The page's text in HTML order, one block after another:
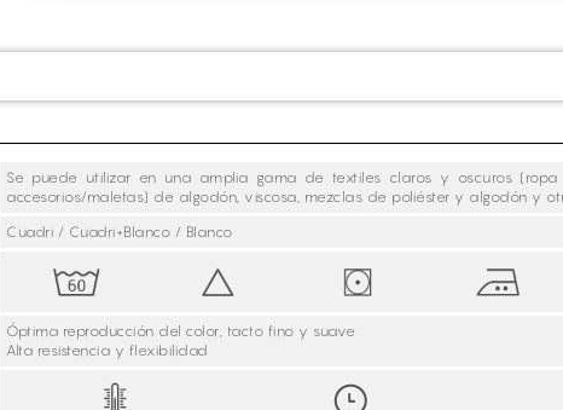
Se puede utilizar en una amplia gama de textiles claros y oscuros (ropa
accesorios/maletas) de algodón, viscosa, mezclas de poliéster y algodón y
Cuadri / Cuadri+Blanco / Blanco
Óptima reproducción del color, tacto fino y suave
Alta resistencia y flexibilidad